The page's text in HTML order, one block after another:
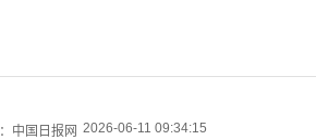
中国日报网 2026-06-11 09:34:15